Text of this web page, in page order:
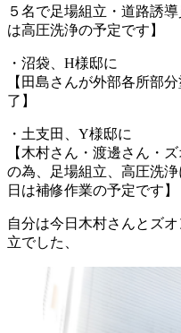
５名で足場組立・道路誘
は高圧洗浄の予定です】
・沼袋、H様邸に
【田島さんが外部各所部
了】
・土支田、Y様邸に
【木村さん・渡邊さん・
の為、足場組立、高圧洗
日は補修作業の予定です】
自分は今日木村さんとズ
立でした、